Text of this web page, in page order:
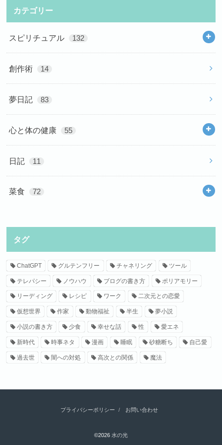
カテゴリー
スピリチュアル 132
創作術 14
夢日記 83
心と体の健康 55
日記 11
菜食 72
タグ
ChatGPT グルテンフリー チャネリング ツール
テレパシー ノウハウ ブログの書き方 ポリアモリー
リーディング レシピ ワーク 二次元との恋愛
仮想世界 作家 動物福祉 半生 夢小説
小説の書き方 少食 幸せな話 性 愛エネ
新時代 時事ネタ 漫画 睡眠 砂糖断ち 自己愛
過去世 闇への対処 高次との関係 魔法
プライバシーポリシー お問い合わせ
©2026 水の光